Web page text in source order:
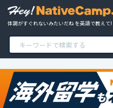
体調がすぐれないみたいだね を英語で教えて!